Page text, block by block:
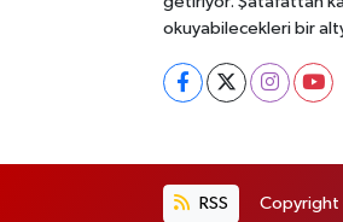
okuyabilecekleri bir
RSS Copyright